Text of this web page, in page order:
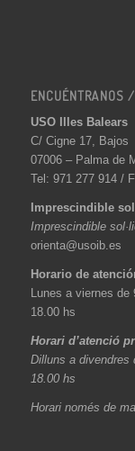
ENCUÉNTRANOS
USO Illes Balears
C/ Cigne 17, Bajos
07006 – Palma de
Tel: 971 277 914 /
Imprescindible
Imprescindible
orienta@usoib.es
Horario de
Lunes a viernes
18.00 hs
Horari d’atenció
Dilluns a divendres
18.00 hs
Horari només de